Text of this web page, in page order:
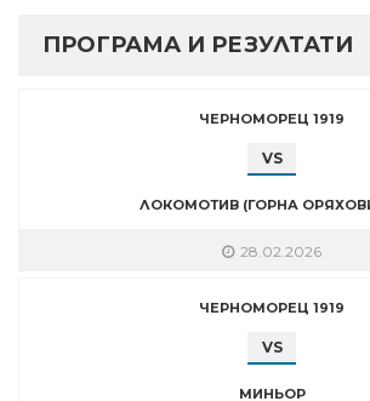
ПРОГРАМА И РЕЗУЛТАТИ
ЧЕРНОМОРЕЦ 1919
VS
ЛОКОМОТИВ (ГОРНА
28.02.2026
ЧЕРНОМОРЕЦ 1919
VS
МИНЬОР